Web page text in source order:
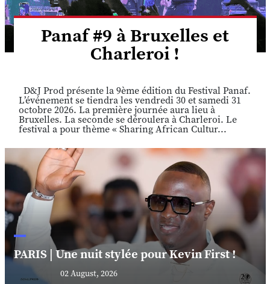
Panaf #9 à Bruxelles et
Charleroi !
D&J Prod présente la 9ème édition du Festival Panaf.
L’événement se tiendra les vendredi 30 et samedi 31
octobre 2026. La première journée aura lieu à
Bruxelles. La seconde se déroulera à Charleroi. Le
festival a pour thème « Sharing African Cultur...
PARIS | Une nuit stylée pour Kevin First !
02 August, 2026